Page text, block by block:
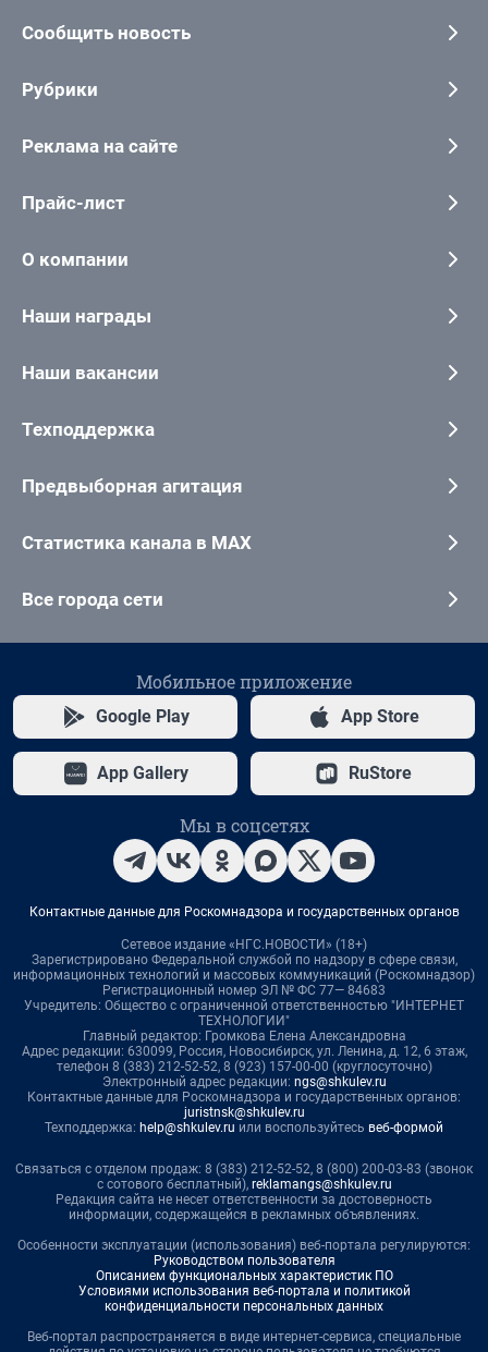
Сообщить новость
Рубрики
Реклама на сайте
Прайс-лист
О компании
Наши награды
Наши вакансии
Техподдержка
Предвыборная агитация
Статистика канала в MAX
Все города сети
Мобильное приложение
Google Play App Store
App Gallery RuStore
Мы в соцсетях
Контактные данные для Роскомнадзора и государственных органов
Сетевое издание «НГС.НОВОСТИ» (18+)
Зарегистрировано Федеральной службой по надзору в сфере связи,
информационных технологий и массовых коммуникаций (Роскомнадзор)
Регистрационный номер ЭЛ № ФС 77— 84683
Учредитель: Общество с ограниченной ответственностью "ИНТЕРНЕТ
ТЕХНОЛОГИИ"
Главный редактор: Громкова Елена Александровна
Адрес редакции: 630099, Россия, Новосибирск, ул. Ленина, д. 12, 6 этаж,
телефон 8 (383) 212-52-52, 8 (923) 157-00-00 (круглосуточно)
Электронный адрес редакции: ngs@shkulev.ru
Контактные данные для Роскомнадзора и государственных органов:
juristnsk@shkulev.ru
Техподдержка: help@shkulev.ru или воспользуйтесь веб-формой
Связаться с отделом продаж: 8 (383) 212-52-52, 8 (800) 200-03-83 (звонок
с сотового бесплатный), reklamangs@shkulev.ru
Редакция сайта не несет ответственности за достоверность
информации, содержащейся в рекламных объявлениях.
Особенности эксплуатации (использования) веб-портала регулируются:
Руководством пользователя
Описанием функциональных характеристик ПО
Условиями использования веб-портала и политикой
конфиденциальности персональных данных
Веб-портал распространяется в виде интернет-сервиса, специальные